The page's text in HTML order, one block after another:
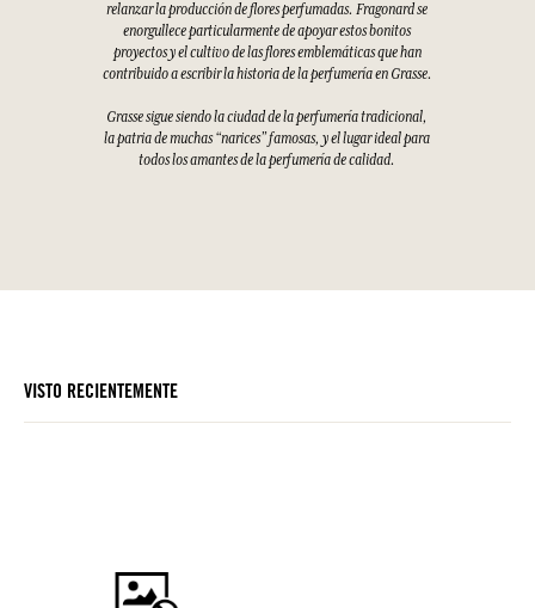
relanzar la producción de flores perfumadas. Fragonard se
enorgullece particularmente de apoyar estos bonitos
proyectos y el cultivo de las flores emblemáticas que han
contribuido a escribir la historia de la perfumería en Grasse.
Grasse sigue siendo la ciudad de la perfumería tradicional,
la patria de muchas “narices” famosas, y el lugar ideal para
todos los amantes de la perfumería de calidad.
VISTO RECIENTEMENTE